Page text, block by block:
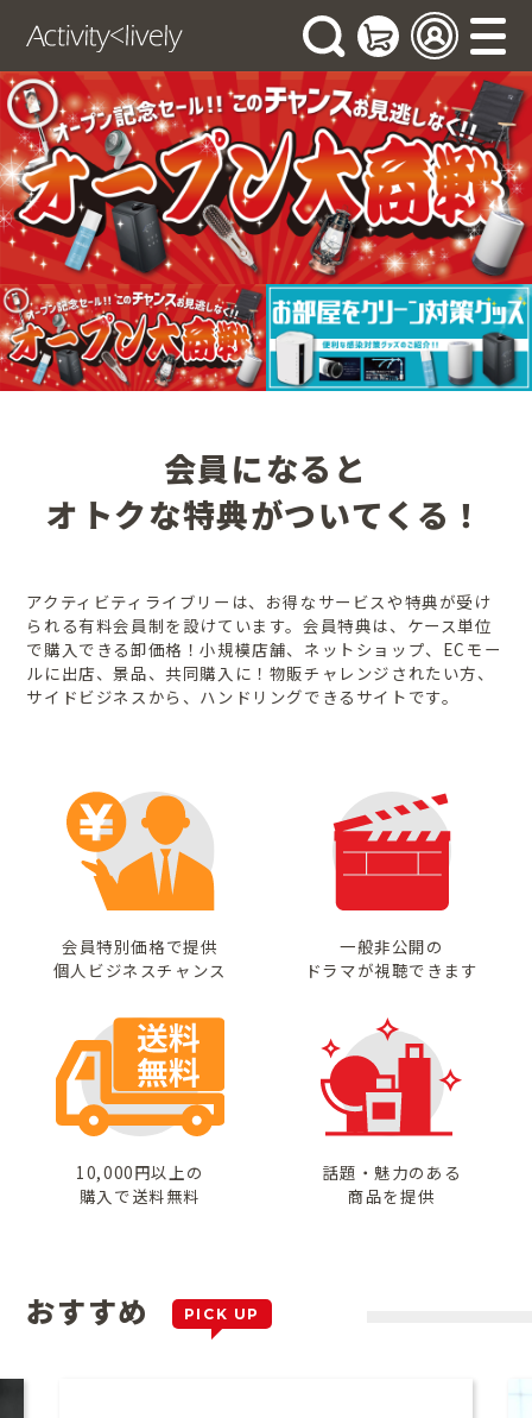
会員になると
オトクな特典がついてくる！
アクティビティライブリーは、お得なサービスや特典が受け
られる有料会員制を設けています。会員特典は、ケース単位
で購入できる卸価格！小規模店舗、ネットショップ、ECモー
ルに出店、景品、共同購入に！物販チャレンジされたい方、
サイドビジネスから、ハンドリングできるサイトです。
会員特別価格で提供
個人ビジネスチャンス
一般非公開の
ドラマが視聴できます
10,000円以上の
購入で送料無料
話題・魅力のある
商品を提供
おすすめ PICK UP